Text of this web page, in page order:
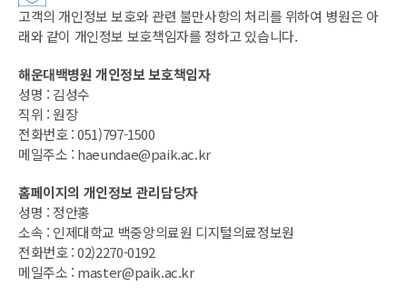
고객의 개인정보 보호와 관련 불만사항의 처리를 위하여 병원은 아
래와 같이 개인정보 보호책임자를 정하고 있습니다.
해운대백병원 개인정보 보호책임자
성명 : 김성수
직위 : 원장
전화번호 : 051)797-1500
메일주소 : haeundae@paik.ac.kr
홈페이지의 개인정보 관리담당자
성명 : 정안홍
소속 : 인제대학교 백중앙의료원 디지털의료정보원
전화번호 : 02)2270-0192
메일주소 : master@paik.ac.kr